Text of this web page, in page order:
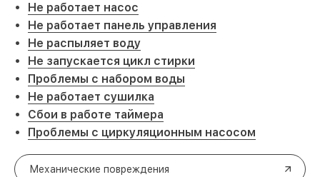
Не работает насос
Не работает панель управления
Не распыляет воду
Не запускается цикл стирки
Проблемы с набором воды
Не работает сушилка
Сбои в работе таймера
Проблемы с циркуляционным насосом
Механические повреждения